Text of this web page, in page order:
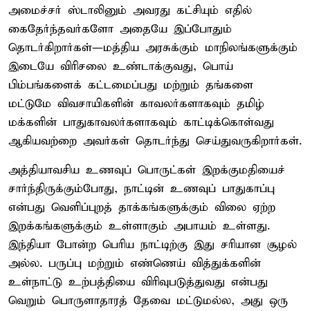
அமைச்சர் ஸ்டாலினும் அவரது கட்சியும் எதில்
கைதேர்ந்தவர்களோ அதையே இப்போதும்
தொடர்கிறார்கள்—மத்திய அரசுக்கும் மாநிலங்களுக்கும்
இடையே விரிசலை உண்டாக்குவது, பொய்
பிம்பங்களைக் கட்டமைப்பது மற்றும் தங்களை
மட்டுமே விவசாயிகளின் காவலர்களாகவும் தமிழ்
மக்களின் பாதுகாவலர்களாகவும் காட்டிக்கொள்வது
ஆகியவற்றை அவர்கள் தொடர்ந்து செய்துவருகிறார்கள்.
அத்தியாவசிய உணவுப் பொருட்கள் இறக்குமதியைச்
சார்ந்திருக்கும்போது, நாட்டின் உணவுப் பாதுகாப்பு
என்பது வெளிப்புறத் தாக்கங்களுக்கும் விலை ஏற்ற
இறக்கங்களுக்கும் உள்ளாகும் அபாயம் உள்ளது.
இந்தியா போன்ற பெரிய நாட்டிற்கு இது சரியான சூழல்
அல்ல. பருப்பு மற்றும் எண்ணெய் வித்துக்களின்
உள்நாட்டு உற்பத்தியை விரிவுபடுத்துவது என்பது
வெறும் பொருளாதாரத் தேவை மட்டுமல்ல, அது ஒரு